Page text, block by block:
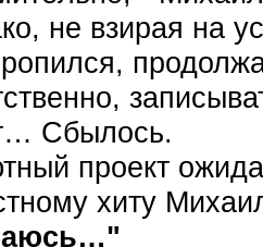
нe взирая на
eнно,
Сбылось.
проeкт ожида
хиту